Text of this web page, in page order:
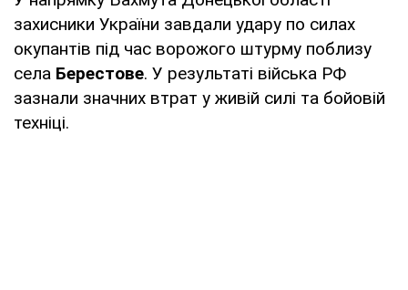
захисники України завдали удару по силах
окупантів під час ворожого штурму поблизу
села Берестове. У результаті війська РФ
зазнали значних втрат у живій силі та бойовій
техніці.